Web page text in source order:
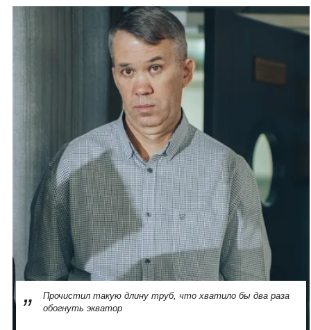
Прочистил такую длину труб, что хватило бы два раза
обогнуть экватор